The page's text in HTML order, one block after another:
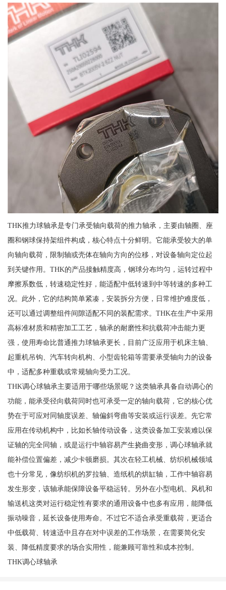
THK推力球轴承是专门承受轴向载荷的推力轴承，主要由轴圈、座
圈和钢球保持架组件构成，核心特点十分鲜明。它能承受较大的单
向轴向载荷，限制轴或壳体在轴向方向的位移，对设备轴向定位起
到关键作用。THK的产品接触精度高，钢球分布均匀，运转过程中
摩擦系数低，转速稳定性好，能适配中低转速到中等转速的多种工
况。此外，它的结构简单紧凑，安装拆分方便，日常维护难度低，
还可以通过调整组件间隙适配不同的装配需求。THK在生产中采用
高标准材质和精密加工工艺，轴承的耐磨性和抗载荷冲击能力更
强，使用寿命比普通推力球轴承更长，目前广泛应用于机床主轴、
起重机吊钩、汽车转向机构、小型齿轮箱等需要承受轴向力的设备
中，适配多种重载或常规轴向受力工况。
THK调心球轴承主要适用于哪些场景呢？这类轴承具备自动调心的
功能，能承受径向载荷同时也可承受一定的轴向载荷，它的核心优
势在于可应对同轴度误差、轴偏斜弯曲等安装或运行误差。先它常
应用在传动机构中，比如长轴传动设备，这类设备加工安装难以保
证轴的完全同轴，或是运行中轴容易产生挠曲变形，调心球轴承就
能补偿位置偏差，减少卡顿磨损。其次在轻工机械、纺织机械领域
也十分常见，像纺织机的罗拉轴、造纸机的烘缸轴，工作中轴容易
发生形变，该轴承能保障设备平稳运转。另外在小型电机、风机和
输送机这类对运行稳定性有要求的通用设备中也多有应用，能降低
振动噪音，延长设备使用寿命。不过它不适合承受重载荷，更适合
中低载荷、转速适中且存在对中误差的工作场景，在需要简化安
装、降低精度要求的场合实用性，能兼顾可靠性和成本控制。
THK调心球轴承